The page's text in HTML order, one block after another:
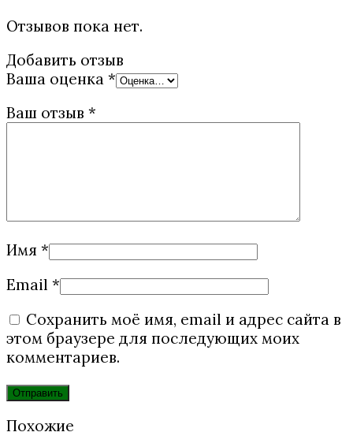
Отзывов пока нет.
Добавить отзыв
Ваша оценка *
Ваш отзыв *
Имя *
Email *
Сохранить моё имя, email и адрес сайта в
этом браузере для последующих моих
комментариев.
Похожие